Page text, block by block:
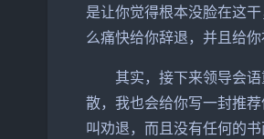
是让你觉得根本没脸在这
么痛快给你辞退，并且给
其实，接下来领导会
散，我也会给你写一封推
叫劝退，而且没有任何的书